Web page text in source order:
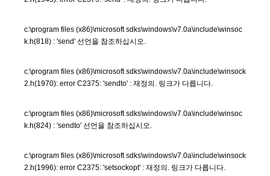
c:\program files (x86)\microsoft sdks\windows\v7.0a\include\winsoc
k.h(818) : 'send' 선언을 참조하십시오.
c:\program files (x86)\microsoft sdks\windows\v7.0a\include\winsock
2.h(1970): error C2375: 'sendto' : 재정의. 링크가 다릅니다.
c:\program files (x86)\microsoft sdks\windows\v7.0a\include\winsoc
k.h(824) : 'sendto' 선언을 참조하십시오.
c:\program files (x86)\microsoft sdks\windows\v7.0a\include\winsock
2.h(1996): error C2375: 'setsockopt' : 재정의. 링크가 다릅니다.